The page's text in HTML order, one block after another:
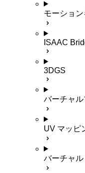
モーショ
ISAAC
3DGS
バーチャ
UV マッピ
バーチャル